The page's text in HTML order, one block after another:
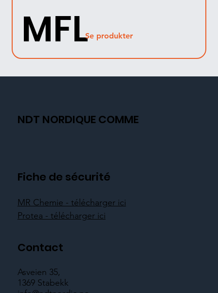
MFLSe produkter
NDT NORDIQUE COMME
Fiche de sécurité
MR Chemie - télécharger ici
Protea - télécharger ici
Contact
Asveien 35,
1369 Stabekk